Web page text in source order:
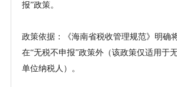
报”政策。
政策依据：《海南省税收管理规范》明确
在“无税不申报”政策外（该政策仅适用于
单位纳税人）。